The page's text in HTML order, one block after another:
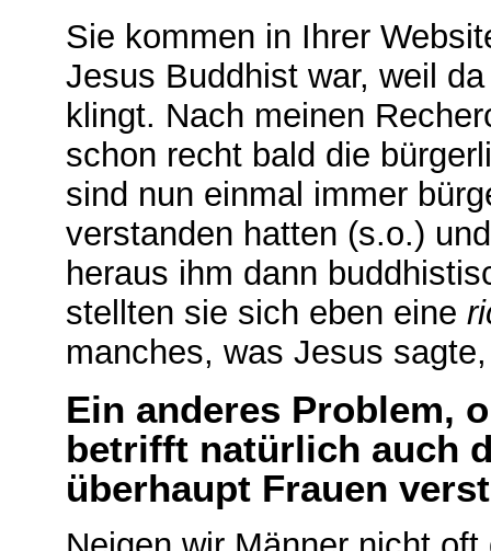
Sie kommen in Ihrer
Jesus Buddhist war, weil
klingt. Nach meinen
schon recht bald die
sind nun einmal immer
verstanden hatten (s.o.)
heraus ihm dann
stellten sie sich eben eine
manches, was Jesus
Ein anderes Problem,
betrifft natürlich auch
überhaupt Frauen